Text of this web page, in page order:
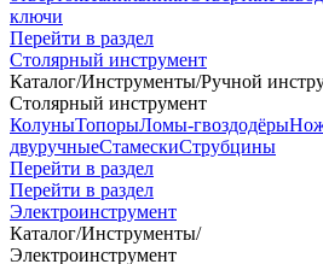
ключи
Перейти в раздел
Столярный инструмент
Каталог/Инструменты/Ручной
Столярный инструмент
КолуныТопорыЛомы-гвоздодёры
двуручныеСтамескиСтрубцины
Перейти в раздел
Перейти в раздел
Электроинструмент
Каталог/Инструменты/
Электроинструмент